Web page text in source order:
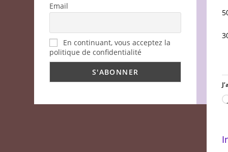
Email
En continuant, vous acceptez la
politique de confidentialité